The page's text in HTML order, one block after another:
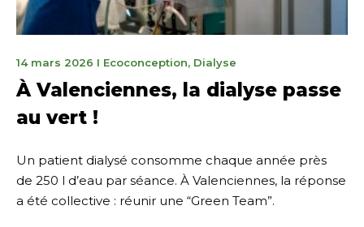
14 mars 2026 14
mars
2026
I Ecoconception, Dialyse
À Valenciennes, la dialyse passe
au vert !
Un patient dialysé consomme chaque année près
de 250 l d’eau par séance. À Valenciennes, la réponse
a été collective : réunir une “Green Team”.